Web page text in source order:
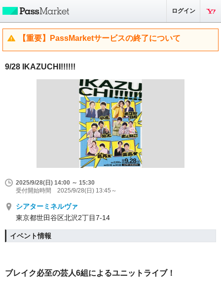
ログイン
【重要】PassMarketサービスの終了について
9/28 IKAZUCHI!!!!!!
2025/9/28(日) 14:00 ～ 15:30
受付開始時間 2025/9/28(日) 13:45～
シアターミネルヴァ
東京都世田谷区北沢2丁目7-14
イベント情報
ブレイク必至の芸人6組によるユニットライブ！